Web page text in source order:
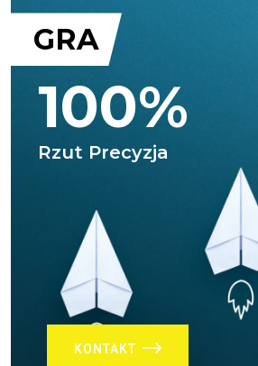
GRA
100%
Rzut Precyzja
KONTAKT